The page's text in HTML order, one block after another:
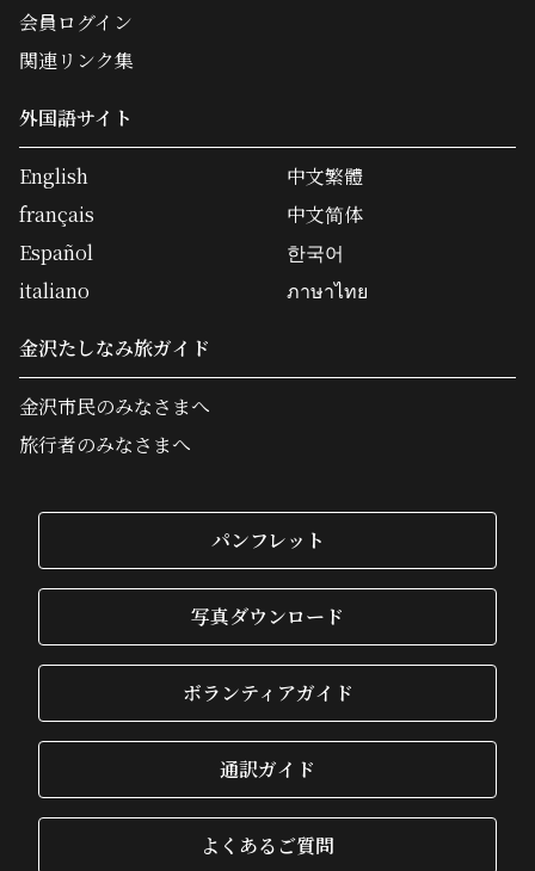
会員ログイン
関連リンク集
外国語サイト
English
français
Español
italiano
中文繁體
中文简体
한국어
ภาษาไทย
金沢たしなみ旅ガイド
金沢市民のみなさまへ
旅行者のみなさまへ
パンフレット
写真ダウンロード
ボランティアガイド
通訳ガイド
よくあるご質問